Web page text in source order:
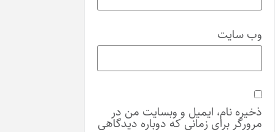
و وبسایت من در
که دوباره دیدگاهی